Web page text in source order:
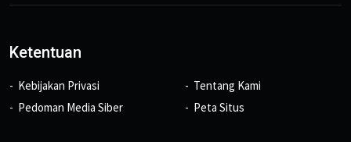
Ketentuan
Kebijakan Privasi
Pedoman Media Siber
Tentang Kami
Peta Situs